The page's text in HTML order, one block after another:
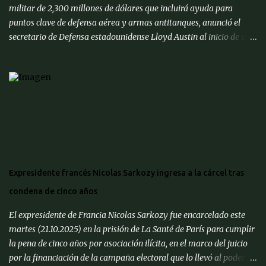
militar de 2,300 millones de dólares que incluirá ayuda para
puntos clave de defensa aérea y armas antitanques, anunció el
secretario de Defensa estadounidense Lloyd Austin al inicio de una
debilitadas fuerzas ucranianas se ven superadas en armamento y
También permitirá a Estados Unidos adquirir más interceptores
de defensa aérea Patriot y Nasams que se entregarán en un plazo
Expresidente francés Nicolas Sarkozy ingresa a la cárcel tras
condena de cinco años
El expresidente de Francia Nicolas Sarkozy fue encarcelado este
martes (21.10.2025) en la prisión de La Santé de París para cumplir
la pena de cinco años por asociación ilícita, en el marco del juicio
por la financiación de la campaña electoral que lo llevó al poder en